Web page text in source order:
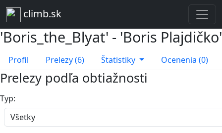
climb.sk
'Boris_the_Blyat' - 'Boris Plajdičko'
Profil Prelezy (6) Štatistiky Ocenenia (0)
Prelezy podľa obtiažnosti
Typ: